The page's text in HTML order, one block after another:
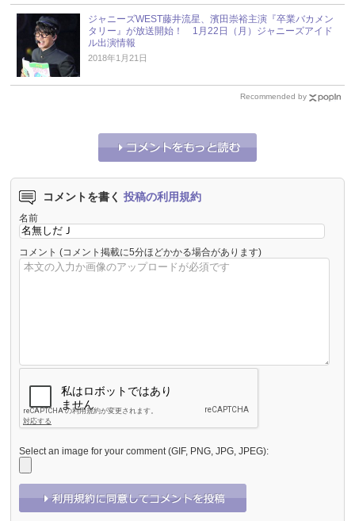
ジャニーズWEST藤井流星、濱田崇裕主演『卒業バカメン
タリー』が放送開始！ 1月22日（月）ジャニーズアイド
ル出演情報
2018年1月21日
Recommended by
コメントを書く 投稿の利用規約
名前
コメント (コメント掲載に5分ほどかかる場合があります)
Select an image for your comment (GIF, PNG, JPG, JPEG):